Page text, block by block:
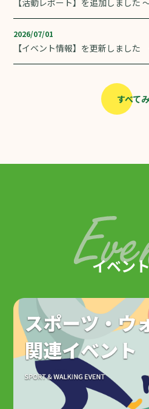
2026/07/01
【イベント情報】を更新しました
すべて
イベン